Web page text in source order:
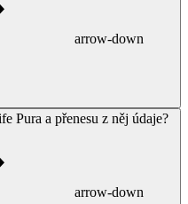
arrow-down
Pura a přenesu z něj údaje?
arrow-down